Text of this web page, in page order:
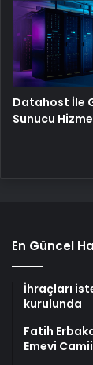
Datahost İle
Sunucu
En Güncel
İhraçları
kurulunda
Fatih
Emevi